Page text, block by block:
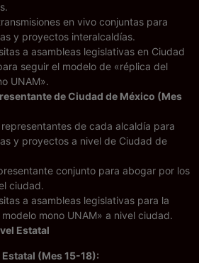
en vivo conjuntas para
y proyectos interalcaldías.
a asambleas legislativas en Ciudad
seguir el modelo de «réplica del
UNAM».
de Ciudad de México (Mes
representantes de cada alcaldía para
y proyectos a nivel de Ciudad de
conjunto para abogar por los
ciudad.
a asambleas legislativas para la
mono UNAM» a nivel ciudad.
Estatal
(Mes 15-18):